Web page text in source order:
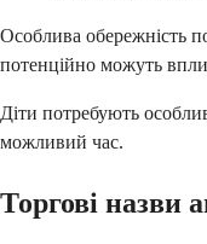
Особлива обережність
потенційно можуть
Діти потребують
можливий час.
Торгові назви